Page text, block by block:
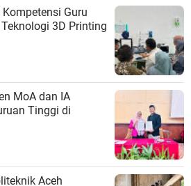
Guru
3D Printing
MoA dan IA
Tinggi di
Aceh